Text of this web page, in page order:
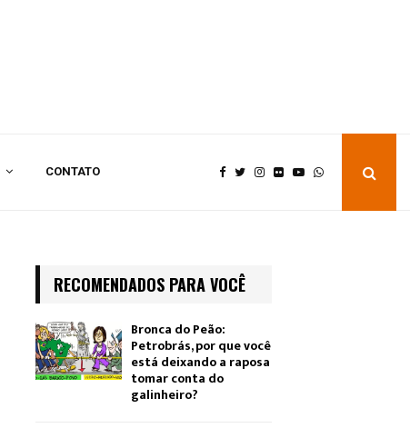
CONTATO
RECOMENDADOS PARA VOCÊ
Bronca do Peão:
Petrobrás, por que você
está deixando a raposa
tomar conta do
galinheiro?